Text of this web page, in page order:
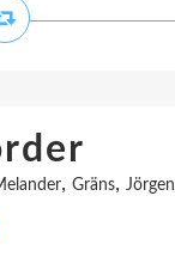
, Gräns,